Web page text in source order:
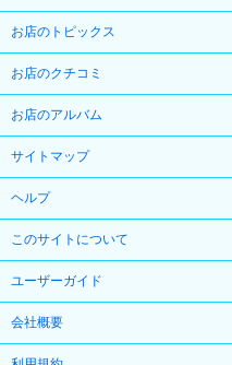
お店のトピックス
お店のクチコミ
お店のアルバム
サイトマップ
ヘルプ
このサイトについて
ユーザーガイド
会社概要